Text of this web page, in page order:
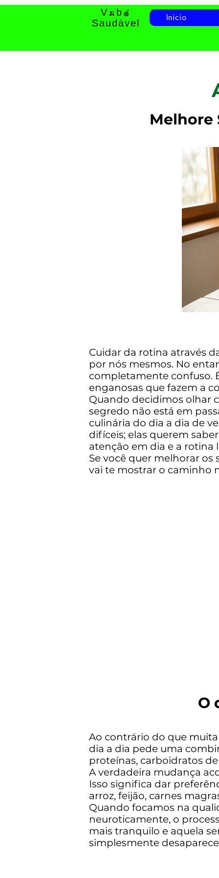
V 🍌 b🍎
Saudável
Inicio
Melhore
Cuidar da rotina através
por nós mesmos. No
completamente confuso.
enganosas que fazem a
Quando decidimos olhar
segredo não está em
culinária do dia a dia de
difíceis; elas querem
atenção em dia e a rotina
Se você quer melhorar
vai te mostrar o caminho
O
Ao contrário do que
dia a dia pede uma
proteínas, carboidratos
A verdadeira mudança
Isso significa dar
arroz, feijão, carnes
Quando focamos na
neuroticamente, o
mais tranquilo e aquela
simplesmente